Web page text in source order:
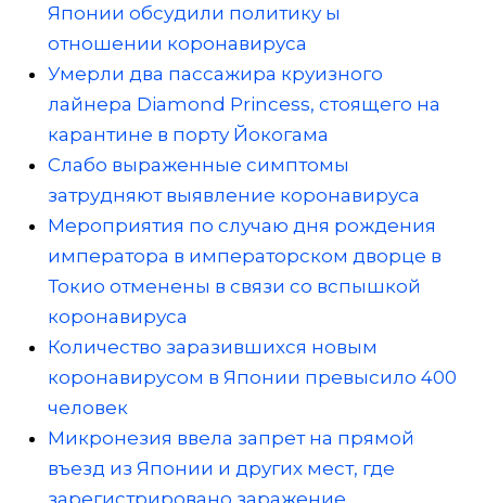
Японии обсудили политику ы
отношении коронавируса
Умерли два пассажира круизного
лайнера Diamond Princess, стоящего на
карантине в порту Йокогама
Слабо выраженные симптомы
затрудняют выявление коронавируса
Мероприятия по случаю дня рождения
императора в императорском дворце в
Токио отменены в связи со вспышкой
коронавируса
Количество заразившихся новым
коронавирусом в Японии превысило 400
человек
Микронезия ввела запрет на прямой
въезд из Японии и других мест, где
зарегистрировано заражение